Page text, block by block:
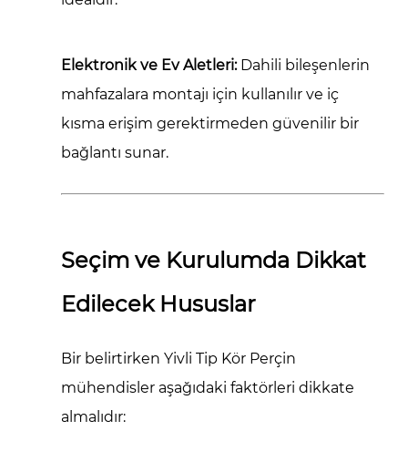
Elektronik ve Ev Aletleri: Dahili bileşenlerin
mahfazalara montajı için kullanılır ve iç
kısma erişim gerektirmeden güvenilir bir
bağlantı sunar.
Seçim ve Kurulumda Dikkat
Edilecek Hususlar
Bir belirtirkenYivli Tip Kör Perçin
mühendisler aşağıdaki faktörleri dikkate
almalıdır: